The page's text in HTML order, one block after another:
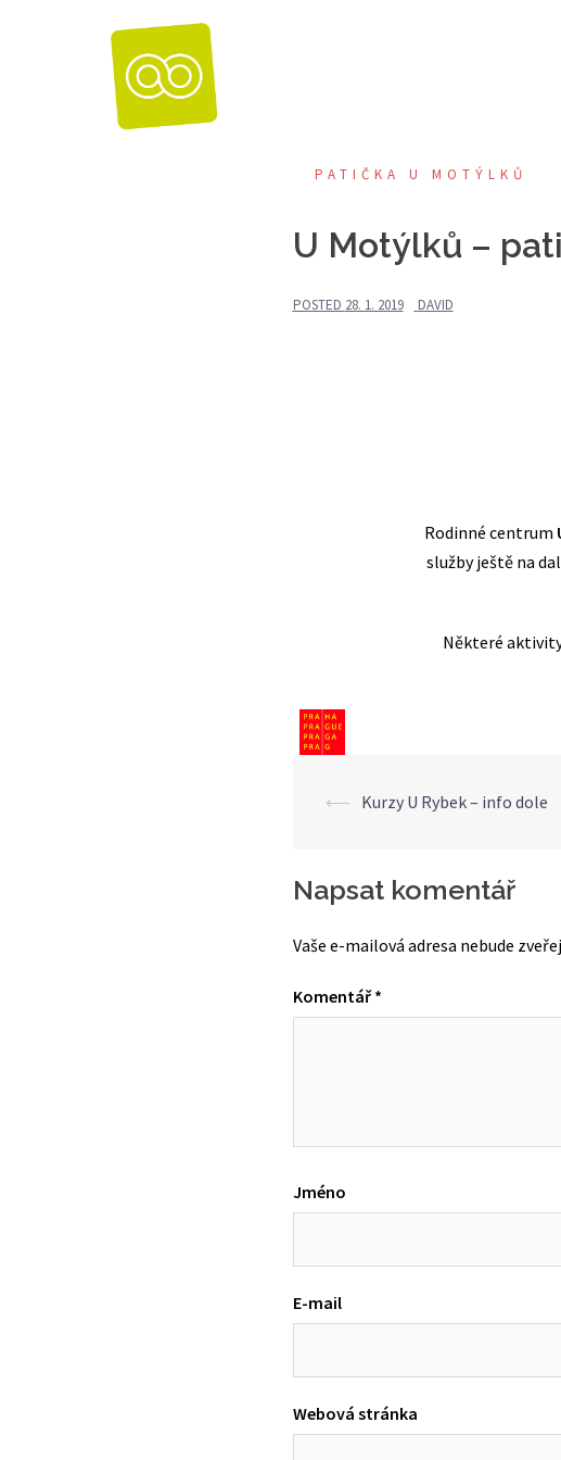
PATIČKA U MOTÝLKŮ
U Motýlků –
POSTED 28. 1. 2019 DAVID
Rodinné centrum
služby ještě na
Některé
Post
⟵ Kurzy U Rybek – info dole
Napsat komentář
Vaše e-mailová adresa nebude
Komentář*
Jméno
E-mail
Webová stránka